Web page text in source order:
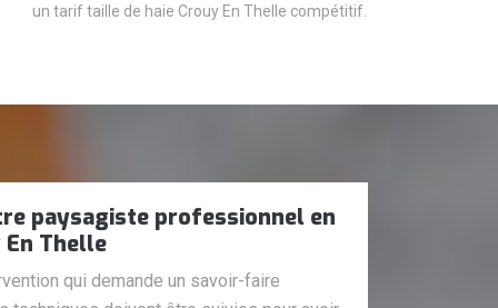
un tarif taille de haie Crouy En Thelle compétitif.
paysagiste professionnel en
Thelle
qui demande un savoir-faire